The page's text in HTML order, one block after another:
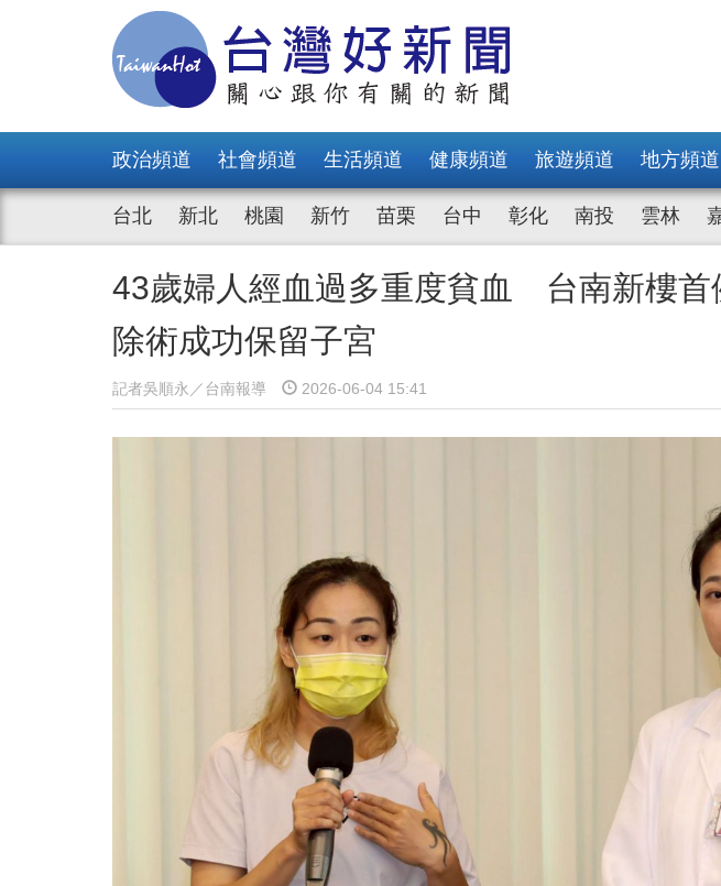
政治頻道 社會頻道 生活頻道 健康頻道 旅遊頻道 地方頻道
台北 新北 桃園 新竹 苗栗 台中 彰化 南投 雲林
43歲婦人經血過多重度貧血 台南新樓首
除術成功保留子宮
記者吳順永／台南報導 2026-06-04 15:41